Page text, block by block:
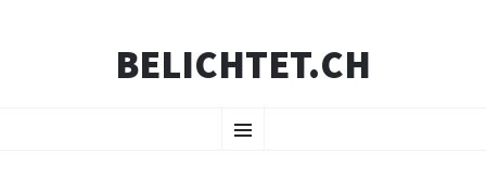
BELICHTET.CH
Menü
INHALT